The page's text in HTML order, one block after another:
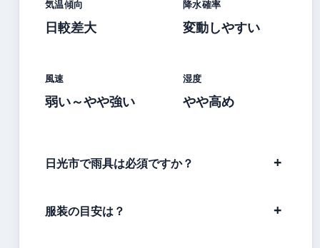
気温傾向
日較差大
降水確率
変動しやすい
風速
弱い～やや強い
湿度
やや高め
日光市で雨具は必須ですか？
服装の目安は？